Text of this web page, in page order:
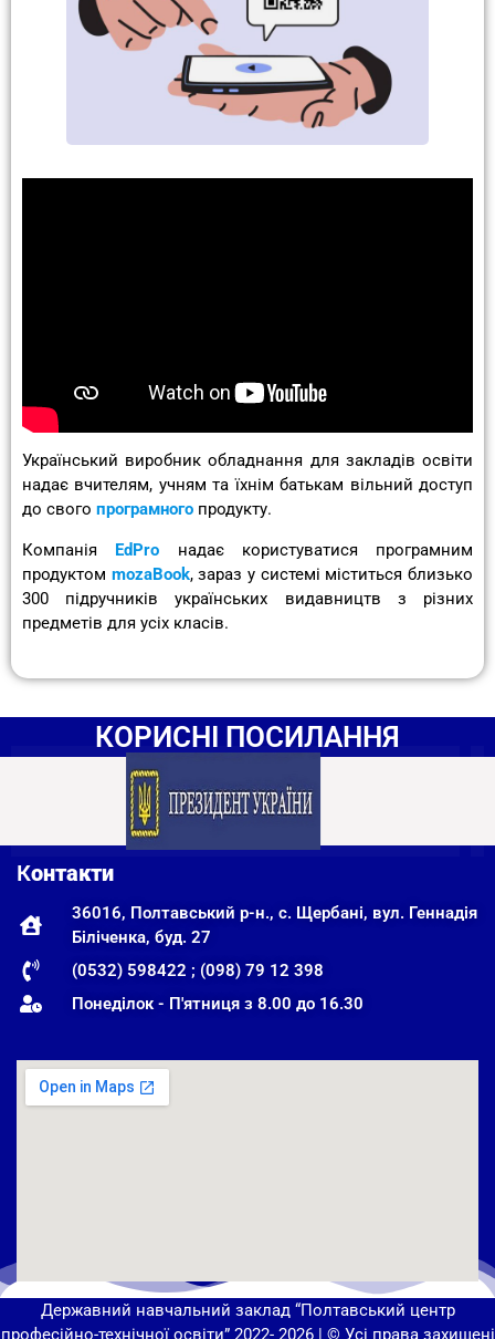
Український виробник обладнання для закладів освіти
надає вчителям, учням та їхнім батькам вільний доступ
до свого програмного продукту.
Компанія EdPro надає користуватися програмним
продуктом mozaBook, зараз у системі міститься близько
300 підручників українських видавництв з різних
предметів для усіх класів.
КОРИСНІ ПОСИЛАННЯ
Контакти
36016, Полтавський р-н., с. Щербані, вул. Геннадія
Біліченка, буд. 27
(0532) 598422 ; (098) 79 12 398
Понеділок - П'ятниця з 8.00 до 16.30
Державний навчальний заклад “Полтавський центр
професійно-технічної освіти” 2022- 2026 | © Усі права захищені